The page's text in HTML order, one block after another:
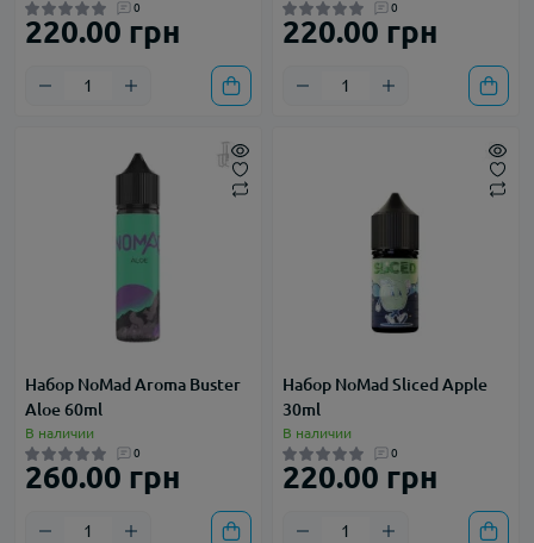
0
220.00 грн
0
220.00 грн
Набор NoMad Aroma Buster
Aloe 60ml
В наличии
0
260.00 грн
Набор NoMad Sliced Apple
30ml
В наличии
0
220.00 грн